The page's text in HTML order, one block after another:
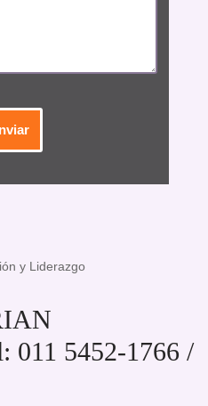
y Liderazgo
011 5452-1766 /